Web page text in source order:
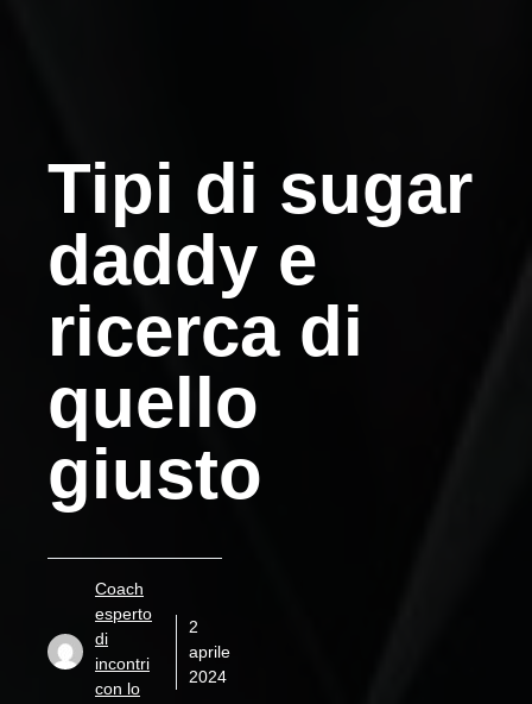
Tipi di sugar
daddy e
ricerca di
quello
giusto
Coach
esperto
di
incontri
con lo
2
aprile
2024